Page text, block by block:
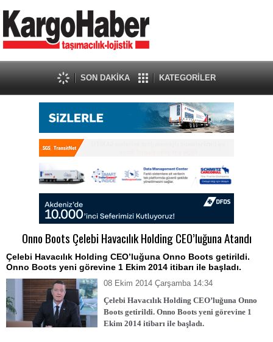
SON DAKİKA KATEGORİLER
Onno Boots Çelebi Havacılık Holding CEO’luğuna Atandı
Çelebi Havacılık Holding CEO’luğuna Onno Boots getirildi.
Onno Boots yeni görevine 1 Ekim 2014 itibarı ile başladı.
08 Ekim 2014 Çarşamba 14:34
Çelebi Havacılık Holding CEO’luğuna Onno
Boots getirildi. Onno Boots yeni görevine 1
Ekim 2014 itibarı ile başladı.